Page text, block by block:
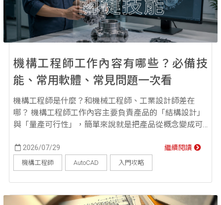
機構工程師工作內容有哪些？必備技
能、常用軟體、常見問題一次看
機構工程師是什麼？和機械工程師、工業設計師差在
哪？ 機構工程師工作內容主要負責產品的「結構設計」
與「量產可行性」，簡單來說就是把產品從概念變成可
電、一個滑鼠、一台自動化設備，外觀看起來可能很簡
單，但裡面其實牽涉到零件配置、卡扣設計、螺絲固
定、材料選擇、散熱空間、組裝順序與生產成本，這些
都與機構設計息息相關。 很多人會把機構工程師、機械
工程師和工...
2026/07/29 繼續閱讀
機構工程師 AutoCAD 入門攻略